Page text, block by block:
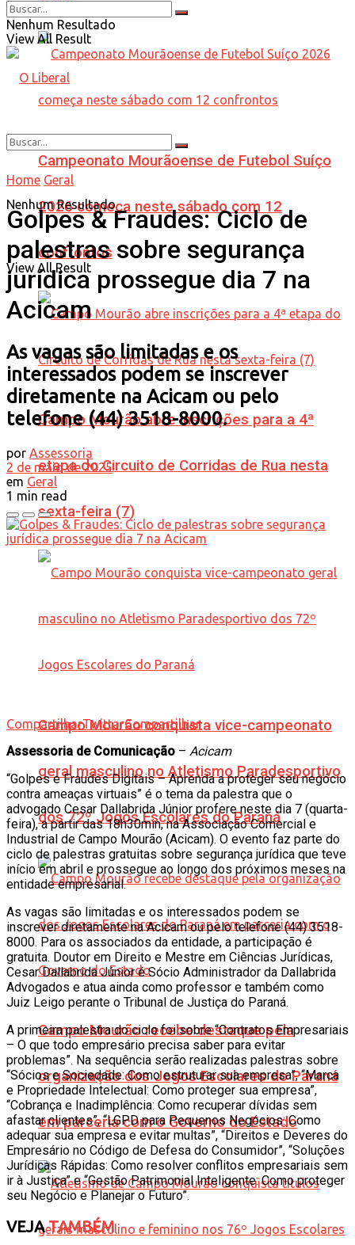
Campeonato Mourãoense de Futebol Suíço
2026 começa neste sábado com 12
confrontos
Campo Mourão abre inscrições para a 4ª
etapa do Circuito de Corridas de Rua nesta
sexta-feira (7)
Campo Mourão conquista vice-campeonato
geral masculino no Atletismo Paradesportivo
dos 72º Jogos Escolares do Paraná
Campo Mourão recebe destaque pela
organização dos Jogos Escolares do Paraná
em parceria com o Governo do Estado
Nenhum Resultado
View All Result
Nenhum Resultado
View All Result
Home Geral
Golpes & Fraudes: Ciclo de
palestras sobre segurança
jurídica prossegue dia 7 na
Acicam
As vagas são limitadas e os
interessados podem se inscrever
diretamente na Acicam ou pelo
telefone (44) 3518-8000.
por Assessoria
2 de maio de 2025
em Geral
1 min read
CompartilharTwittarCompartilhar
Assessoria de Comunicação – Acicam
“Golpes e Fraudes Digitais – Aprenda a proteger seu negócio
contra ameaças virtuais” é o tema da palestra que o
advogado Cesar Dallabrida Júnior profere neste dia 7 (quarta-
feira), a partir das 18h30min, na Associação Comercial e
Industrial de Campo Mourão (Acicam). O evento faz parte do
ciclo de palestras gratuitas sobre segurança jurídica que teve
início em abril e prossegue ao longo dos próximos meses na
entidade empresarial.
As vagas são limitadas e os interessados podem se
inscrever diretamente na Acicam ou pelo telefone (44) 3518-
8000. Para os associados da entidade, a participação é
gratuita. Doutor em Direito e Mestre em Ciências Jurídicas,
Cesar Dallabrida Júnior é Sócio Administrador da Dallabrida
Advogados e atua ainda como professor e também como
Juiz Leigo perante o Tribunal de Justiça do Paraná.
A primeira palestra do ciclo foi sobre “Contratos Empresariais
– O que todo empresário precisa saber para evitar
problemas”. Na sequência serão realizadas palestras sobre
“Sócios e Sociedade: Como estruturar sua empresa”, “Marca
e Propriedade Intelectual: Como proteger sua empresa”,
“Cobrança e Inadimplência: Como recuperar dívidas sem
afastar clientes”, “LGPD para Pequenos Negócios: Como
adequar sua empresa e evitar multas”, “Direitos e Deveres do
Empresário no Código de Defesa do Consumidor”, “Soluções
Jurídicas Rápidas: Como resolver conflitos empresariais sem
ir à Justiça” e “Gestão Patrimonial Inteligente: Como proteger
seu Negócio e Planejar o Futuro”.
VEJATAMBÉM